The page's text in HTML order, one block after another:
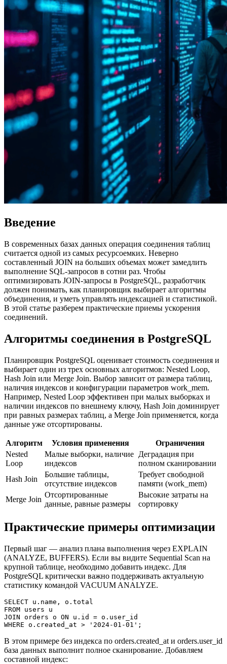
Введение
В современных базах данных операция соединения таблиц
считается одной из самых ресурсоемких. Неверно
составленный JOIN на больших объемах может замедлить
выполнение SQL-запросов в сотни раз. Чтобы
оптимизировать JOIN-запросы в PostgreSQL, разработчик
должен понимать, как планировщик выбирает алгоритмы
объединения, и уметь управлять индексацией и статистикой.
В этой статье разберем практические приемы ускорения
соединений.
Алгоритмы соединения в PostgreSQL
Планировщик PostgreSQL оценивает стоимость соединения и
выбирает один из трех основных алгоритмов: Nested Loop,
Hash Join или Merge Join. Выбор зависит от размера таблиц,
наличия индексов и конфигурации параметров work_mem.
Например, Nested Loop эффективен при малых выборках и
наличии индексов по внешнему ключу, Hash Join доминирует
при равных размерах таблиц, а Merge Join применяется, когда
данные уже отсортированы.
Алгоритм Условия применения
Ограничения
Nested
Loop
Малые выборки, наличие
индексов
Деградация при
полном сканировании
Hash Join
Большие таблицы,
отсутствие индексов
Требует свободной
памяти (work_mem)
Merge Join
Отсортированные
данные, равные размеры
Высокие затраты на
сортировку
Практические примеры оптимизации
Первый шаг — анализ плана выполнения через EXPLAIN
(ANALYZE, BUFFERS). Если вы видите Sequential Scan на
крупной таблице, необходимо добавить индекс. Для
PostgreSQL критически важно поддерживать актуальную
статистику командой VACUUM ANALYZE.
SELECT u.name, o.total
FROM users u
JOIN orders o ON u.id = o.user_id
WHERE o.created_at > '2024-01-01';
В этом примере без индекса по orders.created_at и orders.user_id
база данных выполнит полное сканирование. Добавляем
составной индекс: